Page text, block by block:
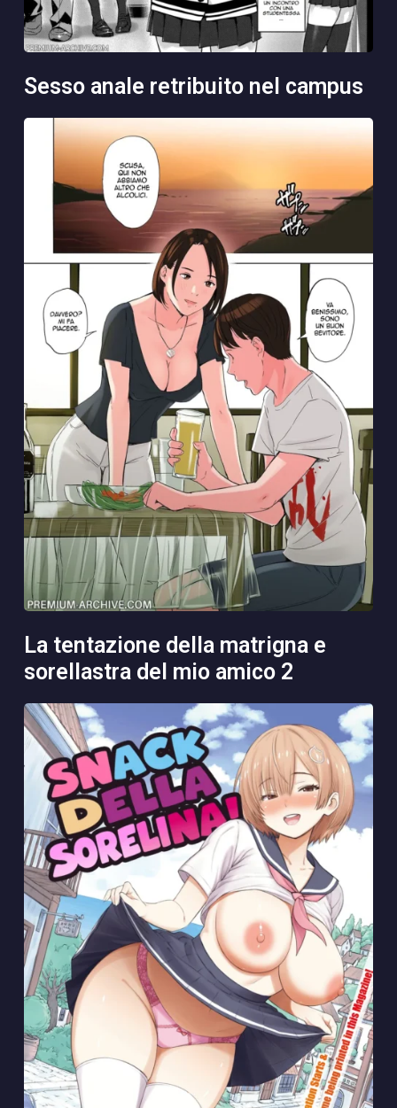
sesso anale retribuito nel campus
la tentazione della matrigna e
sorellastra del mio amico 2